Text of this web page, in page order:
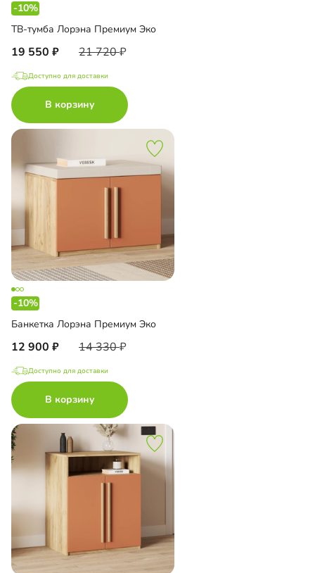
-10%
ТВ-тумба Лорэна Премиум Эко
19 550 21 720
Доступно для доставки
В корзину
-10%
Банкетка Лорэна Премиум Эко
12 900 14 330
Доступно для доставки
В корзину